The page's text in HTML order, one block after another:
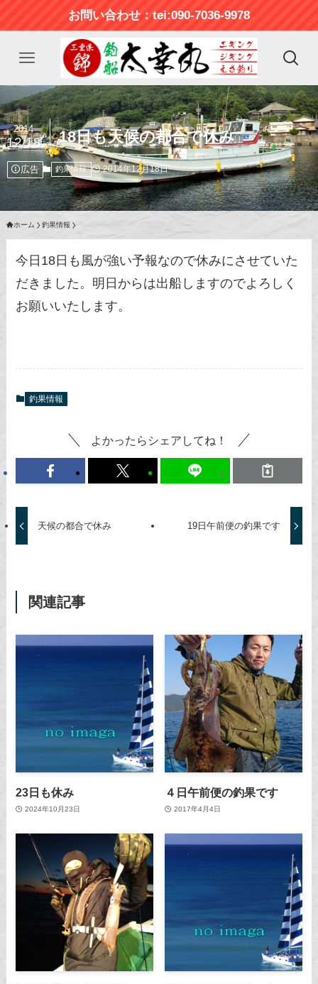
お問い合わせ：tei:090-7036-9978
18日も天候の都合で休み
2014
12/18
広告 釣果情報 2014年12月18日
ホーム 釣果情報
今日18日も風が強い予報なので休みにさせていた
だきました。明日からは出船しますのでよろしく
お願いいたします。
釣果情報
よかったらシェアしてね！
天候の都合で休み 19日午前便の釣果です
関連記事
23日も休み
2024年10月23日
４日午前便の釣果です
2017年4月4日